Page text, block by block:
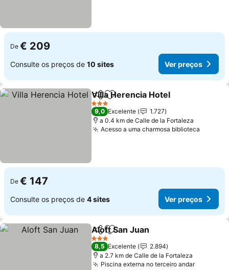
De € 209
Consulte os preços de 10 sites Ver preços
PartilharAdicionar aos favoritos
Villa Herencia Hotel
3 Estrelas
9,0 Excelente
1.727
a 0.4 km de Calle de la Fortaleza
Acesso a uma charmosa biblioteca
De € 147
Consulte os preços de 4 sites Ver preços
PartilharAdicionar aos favoritos
Aloft San Juan
3 Estrelas
8,5 Excelente
2.894
a 2.7 km de Calle de la Fortaleza
Piscina externa no terceiro andarVer